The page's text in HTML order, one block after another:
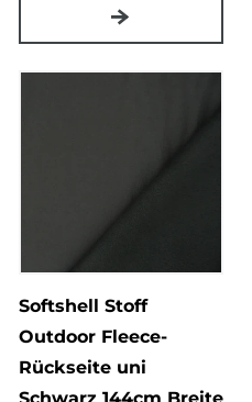
Softshell Stoff
Outdoor Fleece-
Rückseite uni